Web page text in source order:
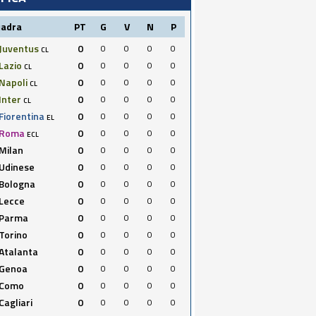
PT G V N P
Juventus CL 0 0 0 0
0
Lazio CL 0 0 0 0
0
Napoli CL 0 0 0 0
0
Inter CL 0 0 0 0
0
Fiorentina EL 0 0 0 0
0
Roma ECL 0 0 0 0
0
Milan 0 0 0 0
0
Udinese 0 0 0 0
0
Bologna 0 0 0 0
0
Lecce 0 0 0 0
0
Parma 0 0 0 0
0
Torino 0 0 0 0
0
0 0 0 0
0
Genoa 0 0 0 0
0
Como 0 0 0 0
0
Cagliari 0 0 0 0
0